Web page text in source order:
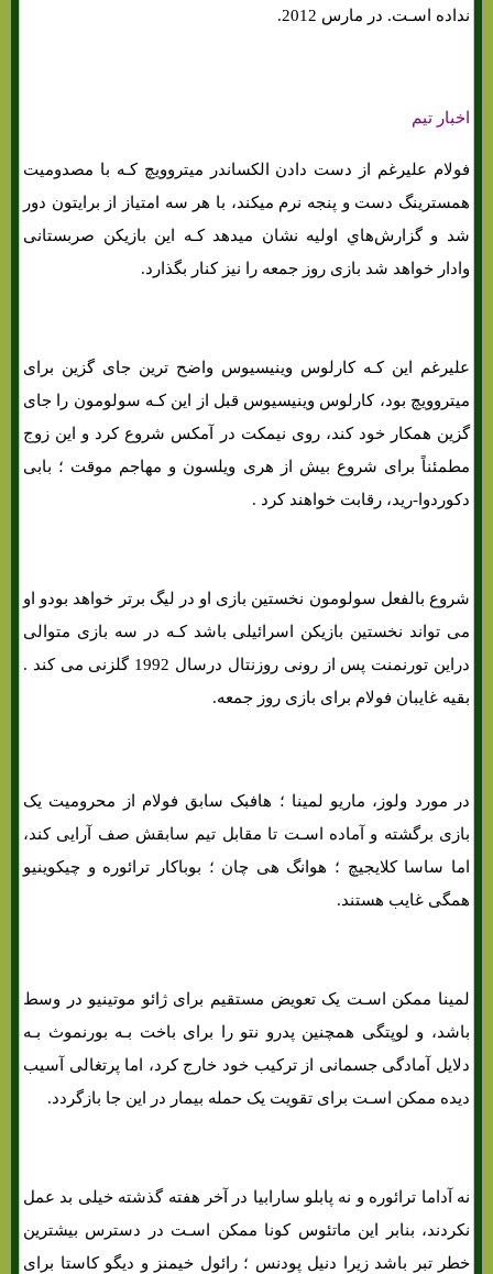
نداده اسـت. در مارس 2012.
اخبار تیم
فولام علیرغم از دست دادن الکساندر میتروویچ کـه با مصدومیت
همسترینگ دست و پنجه نرم میکند، با هر سه امتیاز از برایتون دور
شد و گزارش‌هاي‌ اولیه نشان میدهد کـه این بازیکن صربستانی
وادار خواهد شد بازی روز جمعه را نیز کنار بگذارد.
علیرغم این کـه کارلوس وینیسیوس واضح ترین جای گزین برای
میتروویچ بود، کارلوس وینیسیوس قبل از این کـه سولومون را جای
گزین همکار خود کند، روی نیمکت در آمکس شروع کرد و این زوج
مطمئناً برای شروع بیش از هری ویلسون و مهاجم موقت ؛ بابی
دکوردوا-رید، رقابت خواهند کرد .
شروع بالفعل سولومون نخستین بازی او در لیگ برتر خواهد بودو او
می تواند نخستین بازیکن اسرائیلی باشد کـه در سه بازی متوالی
دراین تورنمنت پس از رونی روزنتال درسال 1992 گلزنی می کند .
بقیه غایبان فولام برای بازی روز جمعه.
در مورد ولوز، ماریو لمینا ؛ هافبک سابق فولام از محرومیت یک
بازی برگشته و آماده اسـت تا مقابل تیم سابقش صف آرایی کند،
اما ساسا کلایجیچ ؛ هوانگ هی چان ؛ بوباکار ترائوره ​​و چیکوینیو
همگی غایب هستند.
لمینا ممکن اسـت یک تعویض مستقیم برای ژائو موتینیو در وسط
باشد، و لوپتگی همچنین پدرو نتو را برای باخت بـه بورنموث بـه
دلایل آمادگی جسمانی از ترکیب خود خارج کرد، اما پرتغالی آسیب
دیده ممکن اسـت برای تقویت یک حمله بیمار در این جا بازگردد.
نه آداما ترائوره ​​و نه پابلو سارابیا در آخر هفته گذشته خیلی بد عمل
نکردند، بنابر این ماتئوس کونا ممکن اسـت در دسترس بیشترین
خطر تبر باشد زیرا دنیل پودنس ؛ رائول خیمنز و دیگو کاستا برای